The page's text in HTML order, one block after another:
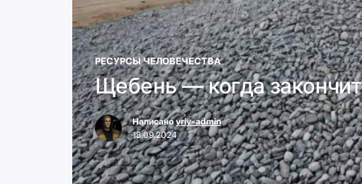
РЕСУРСЫ ЧЕЛОВЕЧЕСТВА
Щебень — когда
Написаноyriy-admin
18.09.2024